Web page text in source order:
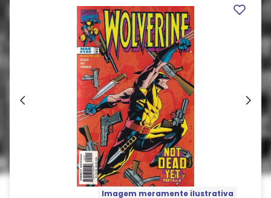
Imagem meramente ilustrativa